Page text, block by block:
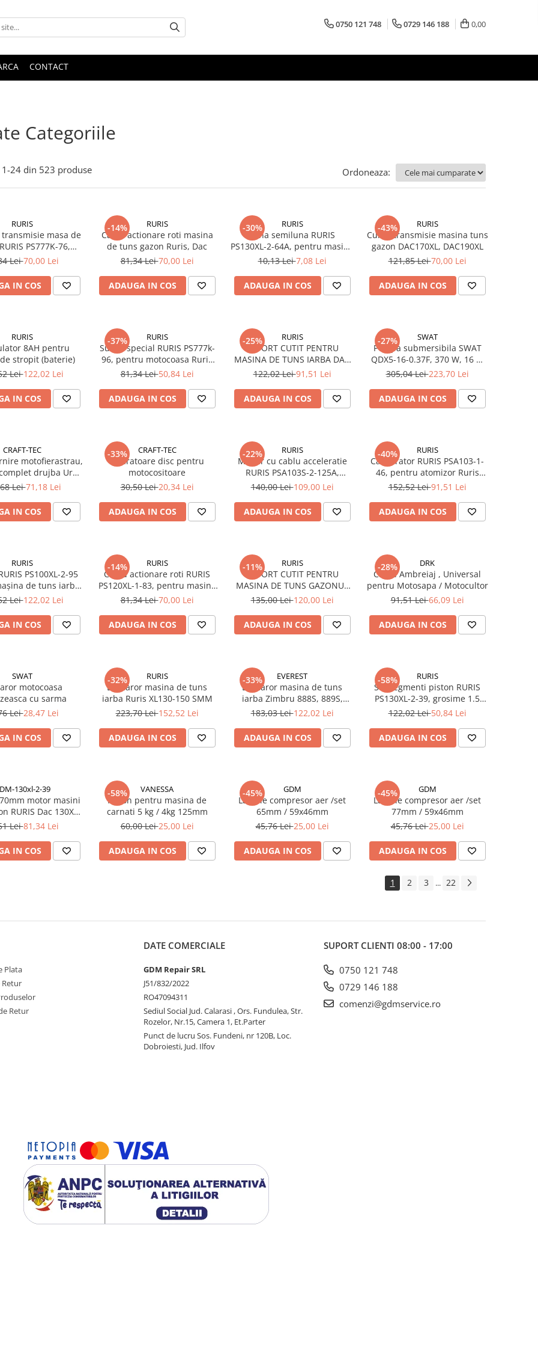
0750 121 748 0729 146 188 0,00
CONTACT
Categoriile
1-24 din 523 produse Ordoneaza:
RURIS
transmisie masa de
PS777K-76,
Ruris DAC
Lei70,00 Lei
IN COS
-14% RURIS
Cablu actionare roti masina
de tuns gazon Ruris, Dac
81,34 Lei70,00 Lei
ADAUGA IN COS
-30% RURIS
Pana semiluna RURIS
PS130XL-2-64A, pentru masina
de tuns iarba Ruris DAC 130XL
10,13 Lei7,08 Lei
ADAUGA IN COS
-43% RURIS
Curea transmisie masina tuns
gazon DAC170XL, DAC190XL
121,85 Lei70,00 Lei
ADAUGA IN COS
RURIS
8AH pentru
stropit (baterie)
Lei122,02 Lei
IN COS
-37% RURIS
Surub special RURIS PS777k-
96, pentru motocoasa Ruris
DAC 777K
81,34 Lei50,84 Lei
ADAUGA IN COS
-25% RURIS
SUPORT CUTIT PENTRU
MASINA DE TUNS IARBA DAC
130XL,150XL RURIS PS130XL-1-
122,02 Lei91,51 Lei
ADAUGA IN COS
-27% SWAT
Pompa submersibila SWAT
QDX5-16-0.37F, 370 W, 16 m
inaltime, 1.5 mc/h
305,04 Lei223,70 Lei
ADAUGA IN COS
CRAFT-TEC
motofierastrau,
drujba Ural,
China 6800
Lei71,18 Lei
IN COS
-33% CRAFT-TEC
Aparatoare disc pentru
motocositoare
30,50 Lei20,34 Lei
ADAUGA IN COS
-22% RURIS
Maner cu cablu acceleratie
RURIS PSA103S-2-125A,
pentru atomizor Ruris A102 /
140,00 Lei109,00 Lei
ADAUGA IN COS
-40% RURIS
Carburator RURIS PSA103-1-
46, pentru atomizor Ruris
A102, A103, A103S, Hercules
152,52 Lei91,51 Lei
ADAUGA IN COS
RURIS
PS100XL-2-95
de tuns iarba
DAC 100XL
Lei122,02 Lei
IN COS
-14% RURIS
Cablu actionare roti RURIS
PS120XL-1-83, pentru masina
de tuns iarba Ruris DAC 120XL
81,34 Lei70,00 Lei
ADAUGA IN COS
-11% RURIS
SUPORT CUTIT PENTRU
MASINA DE TUNS GAZONUL
RURIS DAC 109XL
135,00 Lei120,00 Lei
ADAUGA IN COS
-28% DRK
Cablu Ambreiaj , Universal
pentru Motosapa / Motocultor
91,51 Lei66,09 Lei
ADAUGA IN COS
SWAT
motocoasa
cu sarma
Lei28,47 Lei
IN COS
-32% RURIS
Demaror masina de tuns
iarba Ruris XL130-150 SMM
223,70 Lei152,52 Lei
ADAUGA IN COS
-33% EVEREST
Demaror masina de tuns
iarba Zimbru 888S, 889S,
DAC100XL, Atlet 909
183,03 Lei122,02 Lei
ADAUGA IN COS
-58% RURIS
Set segmenti piston RURIS
PS130XL-2-39, grosime 1.5
mm, pentru masina de tuns
122,02 Lei50,84 Lei
ADAUGA IN COS
130xl-2-39
motor masini
RURIS Dac 130XL,
Dac 9700S
Lei81,34 Lei
IN COS
-58% VANESSA
Piston pentru masina de
carnati 5 kg / 4kg 125mm
60,00 Lei25,00 Lei
ADAUGA IN COS
-45% GDM
Lamele compresor aer /set
65mm / 59x46mm
45,76 Lei25,00 Lei
ADAUGA IN COS
-45% GDM
Lamele compresor aer /set
77mm / 59x46mm
45,76 Lei25,00 Lei
ADAUGA IN COS
1 2 3 ... 22
Plata
Retur
Retur
DATE COMERCIALE
GDM Repair SRL
J51/832/2022
RO47094311
Sediul Social Jud. Calarasi , Ors. Fundulea, Str.
Rozelor, Nr.15, Camera 1, Et.Parter
Punct de lucru Sos. Fundeni, nr 120B, Loc.
Dobroiesti, Jud. Ilfov
SUPORT CLIENTI 08:00 - 17:00
0750 121 748
0729 146 188
comenzi@gdmservice.ro